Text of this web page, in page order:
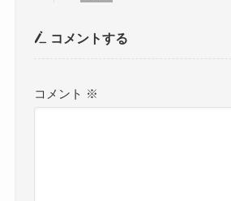
コメントする
コメント ※